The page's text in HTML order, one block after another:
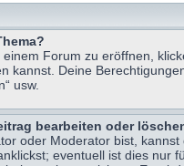
Forum zu eröffnen,
kannst. Deine
usw.
bearbeiten oder
oder Moderator bist,
eventuell ist dies nur